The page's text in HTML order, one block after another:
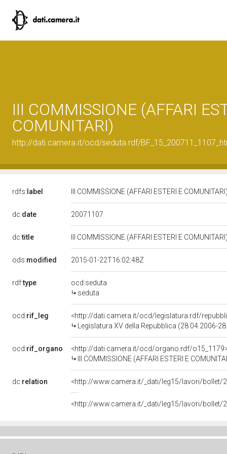
III COMMISSIONE (AFFARI
COMUNITARI)
http://dati.camera.it/ocd/seduta.rdf/
rdfs: label III COMMISSIONE (AFFARI ESTERI E
dc:date 20071107
dc:title III COMMISSIONE (AFFARI ESTERI E
ods:modified 2015-01-22T16:02:48Z
rdf:type
ocd:seduta
seduta
ocd:rif_leg
<http://dati.camera.it/ocd/legislatura.rdf/
Legislatura XV della Repubblica (28.04.2006-
ocd:rif_organo
<http://dati.camera.it/ocd/organo.rdf/
III COMMISSIONE (AFFARI ESTERI E
dc:relation <http://www.camera.it/_dati/leg15/lavori/
<http://www.camera.it/_dati/leg15/lavori/